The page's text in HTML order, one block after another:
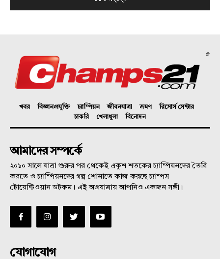
©
খবর বিজ্ঞানপ্রযুক্তি চ্যাম্পিয়ন জীবনযাত্রা ভ্রমণ
রিসোর্স সেন্টার
চাকরি
খেলাধুলা বিনোদন
আমাদের সম্পর্কে
২০১০ সালে যাত্রা শুরুর পর থেকেই একুশ শতকের চ্যাম্পিয়নদের তৈরি
করতে ও চ্যাম্পিয়নদের গল্প শোনাতে কাজ করছে চ্যাম্পস
টোয়েন্টিওয়ান ডটকম। এই অগ্রযাত্রায় আপনিও একজন সঙ্গী।
যোগাযোগ